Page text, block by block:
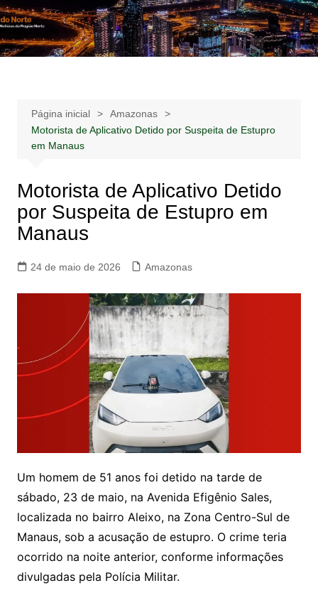
Ir
para
o
Notícias –
Publicidades –
Notícias – Publicidades – Anúncios
Página inicial
Amazonas
Motorista de Aplicativo Detido por Suspeita de Estupro
em Manaus
Motorista de Aplicativo Detido
por Suspeita de Estupro em
Manaus
24 de maio de 2026 Amazonas
Um homem de 51 anos foi detido na tarde de
sábado, 23 de maio, na Avenida Efigênio Sales,
localizada no bairro Aleixo, na Zona Centro-Sul de
Manaus, sob a acusação de estupro. O crime teria
ocorrido na noite anterior, conforme informações
divulgadas pela Polícia Militar.